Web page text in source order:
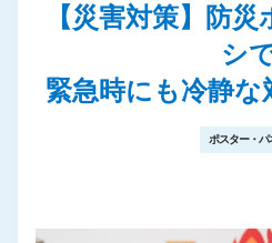
【災害対策】防
シ
緊急時にも冷静な
ポスター・パ